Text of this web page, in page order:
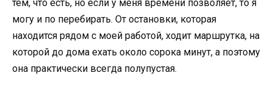
тем, что есть, но если у меня времени позволяет, то я
могу и по перебирать. От остановки, которая
находится рядом с моей работой, ходит маршрутка, на
которой до дома ехать около сорока минут, а поэтому
она практически всегда полупустая.